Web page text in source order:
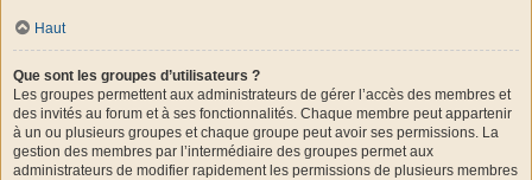
Haut
Que sont les groupes d’utilisateurs ?
Les groupes permettent aux administrateurs de gérer l’accès des membres et
des invités au forum et à ses fonctionnalités. Chaque membre peut appartenir
à un ou plusieurs groupes et chaque groupe peut avoir ses permissions. La
gestion des membres par l’intermédiaire des groupes permet aux
administrateurs de modifier rapidement les permissions de plusieurs membres